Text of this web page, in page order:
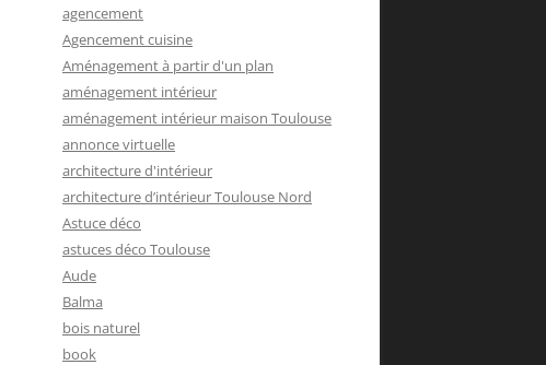
agencement
Agencement cuisine
Aménagement à partir d'un plan
aménagement intérieur
aménagement intérieur maison Toulouse
annonce virtuelle
architecture d'intérieur
architecture d’intérieur Toulouse Nord
Astuce déco
astuces déco Toulouse
Aude
Balma
bois naturel
book